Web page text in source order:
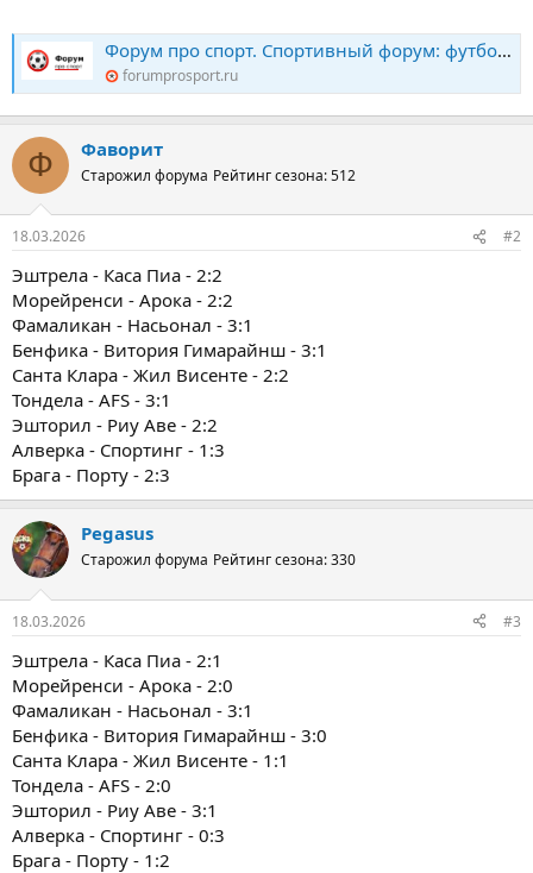
Форум про спорт. Спортивный форум: футбол, хоккей, биатлон, теннис. Конкурс прогнозов
forumprosport.ru
Ф Фаворит
Старожил форума Рейтинг сезона: 512
18.03.2026 #2
Эштрела - Каса Пиа - 2:2
Морейренси - Арока - 2:2
Фамаликан - Насьонал - 3:1
Бенфика - Витория Гимарайнш - 3:1
Санта Клара - Жил Висенте - 2:2
Тондела - AFS - 3:1
Эшторил - Риу Аве - 2:2
Алверка - Спортинг - 1:3
Брага - Порту - 2:3
Pegasus
Старожил форума Рейтинг сезона: 330
18.03.2026 #3
Эштрела - Каса Пиа - 2:1
Морейренси - Арока - 2:0
Фамаликан - Насьонал - 3:1
Бенфика - Витория Гимарайнш - 3:0
Санта Клара - Жил Висенте - 1:1
Тондела - AFS - 2:0
Эшторил - Риу Аве - 3:1
Алверка - Спортинг - 0:3
Брага - Порту - 1:2